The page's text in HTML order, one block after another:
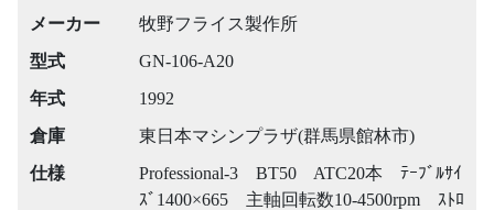
メーカー
牧野フライス製作所
型式
GN-106-A20
年式
1992
倉庫
東日本マシンプラザ(群馬県館林市)
仕様
Professional-3 BT50 ATC20本 ﾃｰﾌﾞﾙｻｲ
ｽﾞ1400×665 主軸回転数10-4500rpm ｽﾄﾛ